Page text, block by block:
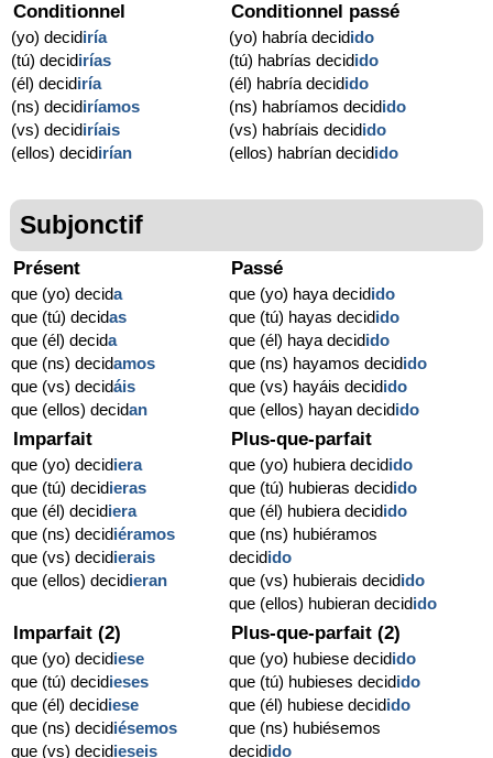
Conditionnel
(yo) decidiría
(tú) decidirías
(él) decidiría
(ns) decidiríamos
(vs) decidiríais
(ellos) decidirían
Conditionnel passé
(yo) habría decidido
(tú) habrías decidido
(él) habría decidido
(ns) habríamos decidido
(vs) habríais decidido
(ellos) habrían decidido
Subjonctif
Présent
que (yo) decida
que (tú) decidas
que (él) decida
que (ns) decidamos
que (vs) decidáis
que (ellos) decidan
Passé
que (yo) haya decidido
que (tú) hayas decidido
que (él) haya decidido
que (ns) hayamos decidido
que (vs) hayáis decidido
que (ellos) hayan decidido
Imparfait
que (yo) decidiera
que (tú) decidieras
que (él) decidiera
que (ns) decidiéramos
que (vs) decidierais
que (ellos) decidieran
Plus-que-parfait
que (yo) hubiera decidido
que (tú) hubieras decidido
que (él) hubiera decidido
que (ns) hubiéramos
decidido
que (vs) hubierais decidido
que (ellos) hubieran decidido
Imparfait (2)
que (yo) decidiese
que (tú) decidieses
que (él) decidiese
que (ns) decidiésemos
que (vs) decidieseis
Plus-que-parfait (2)
que (yo) hubiese decidido
que (tú) hubieses decidido
que (él) hubiese decidido
que (ns) hubiésemos
decidido